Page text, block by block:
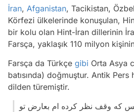
İran, Afganistan, Tacikistan,
Körfezi ülkelerinde konuşulan,
bir kolu olan Hint-İran dillerinin
Farsça, yaklaşık 110 milyon
Farsça da Türkçe gibi Orta Asya
batısında) doğmuştur. Antik Pers
dilden türemiştir.
که وقف نظر کرده ام بعارض تو